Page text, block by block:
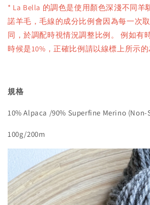
* La Bella 的調色是使用顏色深淺不同羊
諾羊毛，毛線的成分比例會因為每一次
同，於調配時視情況調整比例。 例如有
時候是10%，正確比例請以線標上所示
規格
10% Alpaca /90% Superfine Merino (Non-
100g/200m